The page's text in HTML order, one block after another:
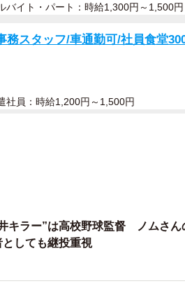
クス入団。フレッシュオールスタ
当時巨人の川相昌弘２軍監督から
バイト・パート：時給1,300円～1,500円
務スタッフ/車通勤可/社員食堂
社員：時給1,200円～1,500円
キラー”は高校野球監督 ノムさ
しても継投重視